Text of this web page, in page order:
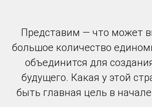
Представим — что может
большое количество
объединится для
будущего. Какая у этой
быть главная цель в